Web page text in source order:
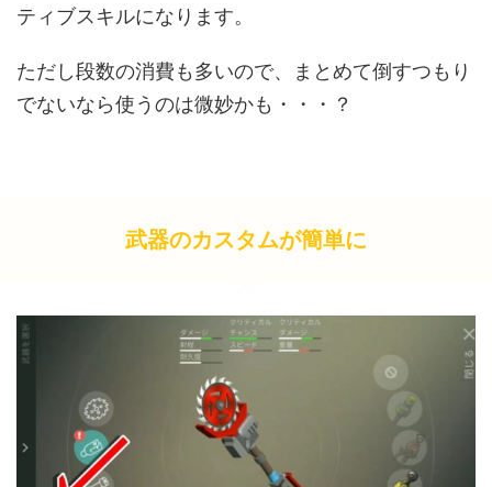
ティブスキルになります。
ただし段数の消費も多いので、まとめて倒すつもり
でないなら使うのは微妙かも・・・？
武器のカスタムが簡単に